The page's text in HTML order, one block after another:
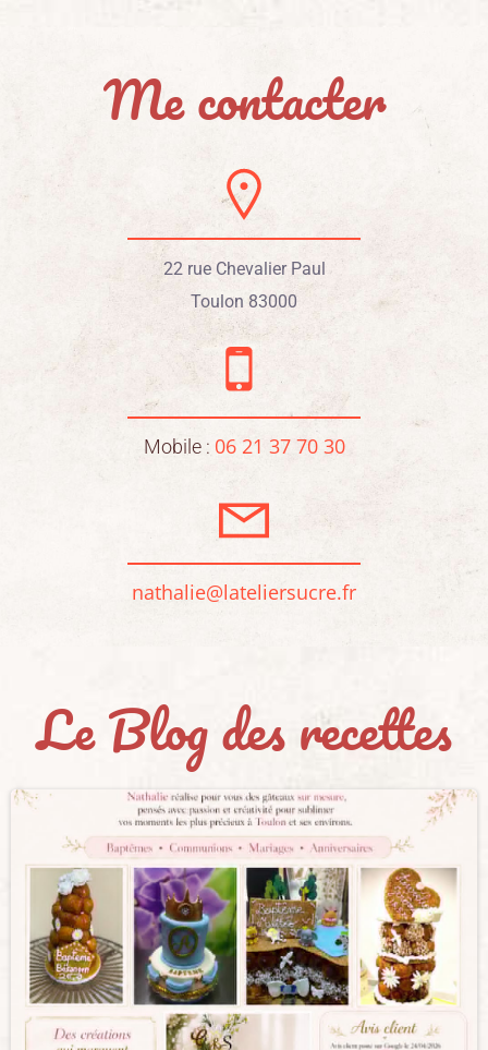
Me contacter
22 rue Chevalier Paul
Toulon 83000
Mobile : 06 21 37 70 30
nathalie@lateliersucre.fr
Le Blog des recettes